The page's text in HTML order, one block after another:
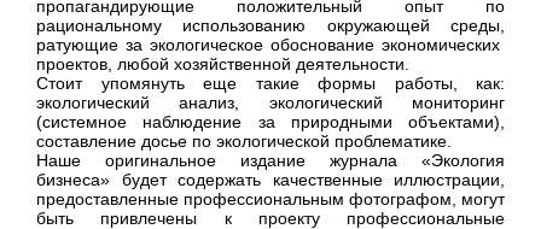
пропагандирующие положительный опыт по
рациональному использованию окружающей среды,
ратующие за экологическое обоснование экономических
проектов, любой хозяйственной деятельности.
Стоит упомянуть еще такие формы работы, как:
экологический анализ, экологический мониторинг
(системное наблюдение за природными объектами),
составление досье по экологической проблематике.
Наше оригинальное издание журнала «Экология
бизнеса» будет содержать качественные иллюстрации,
предоставленные профессиональным фотографом, могут
быть привлечены к проекту профессиональные